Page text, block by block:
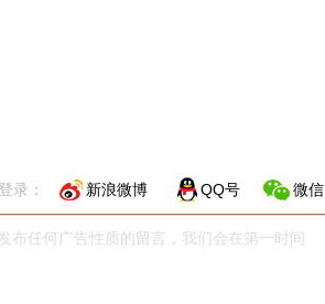
录： 新浪微博 QQ号 微信
布任何广告性质的留言，我们会在第一时间